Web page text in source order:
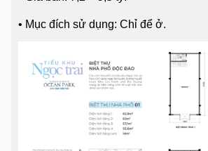
• Mục đích sử dụng: Chỉ để ở.